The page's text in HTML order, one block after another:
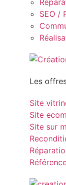
SEO /
Les
Site
Site
Site sur